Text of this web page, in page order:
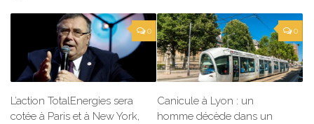
0
L’action TotalEnergies sera
cotée à Paris et à New York,
0
Canicule à Lyon : un
homme décède dans un